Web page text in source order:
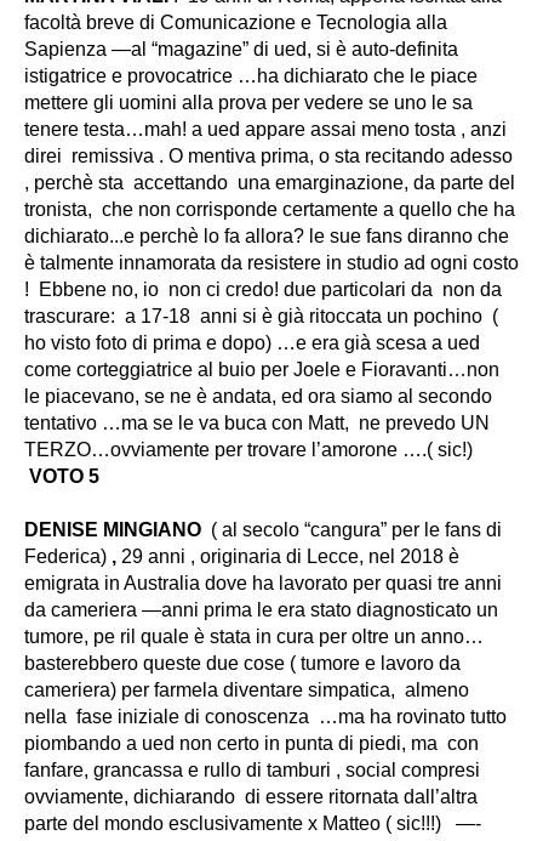
facoltà breve di Comunicazione e Tecnologia alla
Sapienza —al “magazine” di ued, si è auto-definita
istigatrice e provocatrice …ha dichiarato che le piace
mettere gli uomini alla prova per vedere se uno le sa
tenere testa…mah! a ued appare assai meno tosta , anzi
direi remissiva . O mentiva prima, o sta recitando adesso
, perchè sta accettando una emarginazione, da parte del
tronista, che non corrisponde certamente a quello che ha
dichiarato...e perchè lo fa allora? le sue fans diranno che
è talmente innamorata da resistere in studio ad ogni costo
! Ebbene no, io non ci credo! due particolari da non da
trascurare: a 17-18 anni si è già ritoccata un pochino (
ho visto foto di prima e dopo) …e era già scesa a ued
come corteggiatrice al buio per Joele e Fioravanti…non
le piacevano, se ne è andata, ed ora siamo al secondo
tentativo …ma se le va buca con Matt, ne prevedo UN
TERZO…ovviamente per trovare l’amorone ….( sic!)
VOTO 5
DENISE MINGIANO ( al secolo “cangura” per le fans di
Federica) , 29 anni , originaria di Lecce, nel 2018 è
emigrata in Australia dove ha lavorato per quasi tre anni
da cameriera —anni prima le era stato diagnosticato un
tumore, pe ril quale è stata in cura per oltre un anno…
basterebbero queste due cose ( tumore e lavoro da
cameriera) per farmela diventare simpatica, almeno
nella fase iniziale di conoscenza …ma ha rovinato tutto
piombando a ued non certo in punta di piedi, ma con
fanfare, grancassa e rullo di tamburi , social compresi
ovviamente, dichiarando di essere ritornata dall’altra
parte del mondo esclusivamente x Matteo ( sic!!!) —-